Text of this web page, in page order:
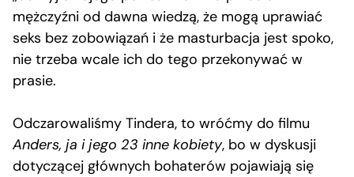
mężczyźni od dawna wiedzą, że mogą uprawiać
seks bez zobowiązań i że masturbacja jest spoko,
nie trzeba wcale ich do tego przekonywać w
prasie.
Odczarowaliśmy Tindera, to wróćmy do filmu
Anders, ja i jego 23 inne kobiety, bo w dyskusji
dotyczącej głównych bohaterów pojawiają się